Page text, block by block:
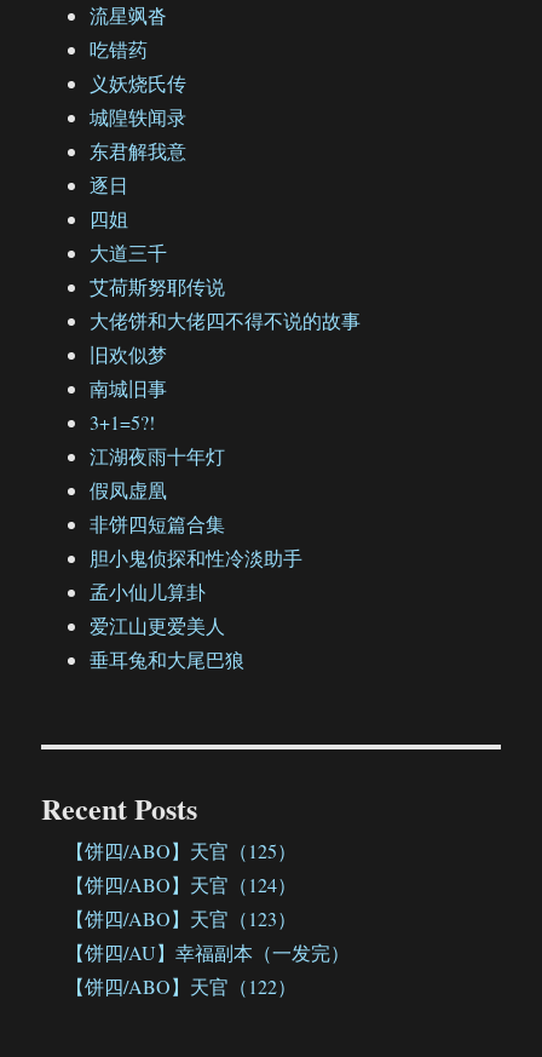
流星飒沓
吃错药
义妖烧氏传
城隍轶闻录
东君解我意
逐日
四姐
大道三千
艾荷斯努耶传说
大佬饼和大佬四不得不说的故事
旧欢似梦
南城旧事
3+1=5?!
江湖夜雨十年灯
假凤虚凰
非饼四短篇合集
胆小鬼侦探和性冷淡助手
孟小仙儿算卦
爱江山更爱美人
垂耳兔和大尾巴狼
Recent Posts
【饼四/ABO】天官（125）
【饼四/ABO】天官（124）
【饼四/ABO】天官（123）
【饼四/AU】幸福副本（一发完）
【饼四/ABO】天官（122）